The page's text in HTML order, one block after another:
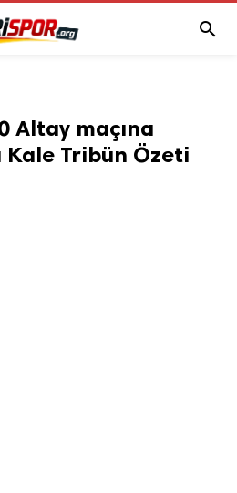

Altay maçına
Tribün Özeti